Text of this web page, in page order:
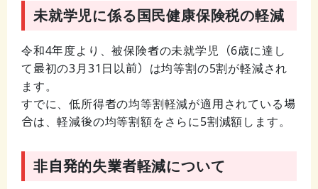
未就学児に係る国民健康保険税の軽減
令和4年度より、被保険者の未就学児（6歳に達し
て最初の3月31日以前）は均等割の5割が軽減され
ます。
すでに、低所得者の均等割軽減が適用されている場
合は、軽減後の均等割額をさらに5割減額します。
非自発的失業者軽減について